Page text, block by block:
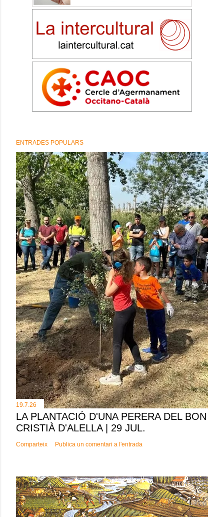
ENTRADES POPULARS
19.7.26
LA PLANTACIÓ D'UNA PERERA DEL BON
CRISTIÀ D'ALELLA | 29 JUL.
Comparteix Publica un comentari a l'entrada